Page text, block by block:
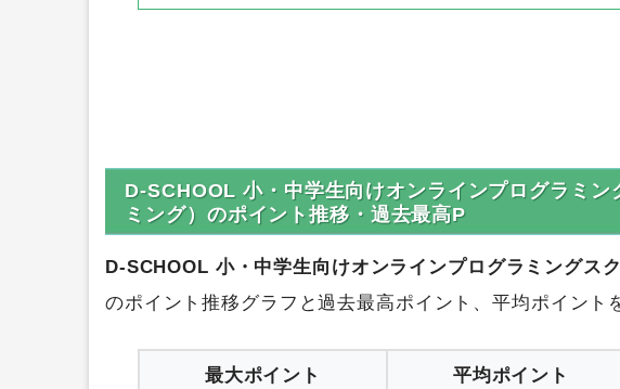
D-SCHOOL 小・中学生向けオンラインプログラミン
ミング）のポイント推移・過去最高P
D-SCHOOL 小・中学生向けオンラインプログラミングス
のポイント推移グラフと過去最高ポイント、平均ポイント
最大ポイント 平均ポイント